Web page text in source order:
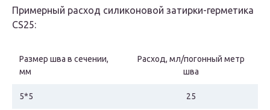
Примерный расход силиконовой затирки-герметика
CS25:
Размер шва в сечении,
мм
Расход, мл/погонный метр
шва
5*5 25